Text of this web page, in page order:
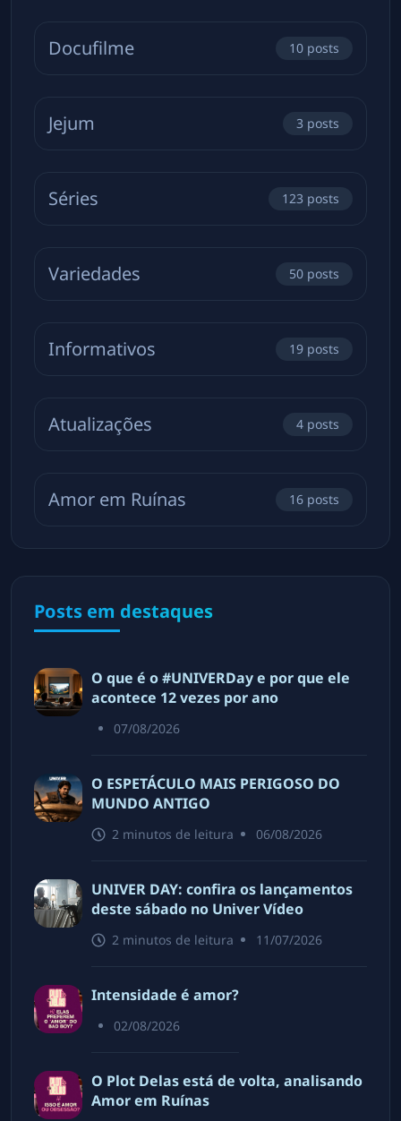
Docufilme 10 posts
Jejum 3 posts
Séries 123 posts
Variedades 50 posts
Informativos 19 posts
Atualizações 4 posts
Amor em Ruínas 16 posts
Posts em destaques
O que é o #UNIVERDay e por que ele
acontece 12 vezes por ano
07/08/2026
O ESPETÁCULO MAIS PERIGOSO DO
MUNDO ANTIGO
2 minutos de leitura 06/08/2026
UNIVER DAY: confira os lançamentos
deste sábado no Univer Vídeo
2 minutos de leitura 11/07/2026
Intensidade é amor?
02/08/2026
O Plot Delas está de volta, analisando
Amor em Ruínas